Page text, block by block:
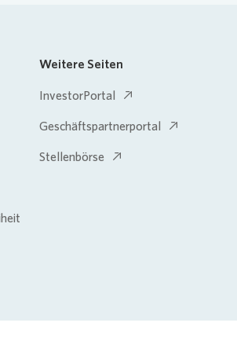
Weitere Seiten
InvestorPortal
Geschäftspartnerportal
Stellenbörse